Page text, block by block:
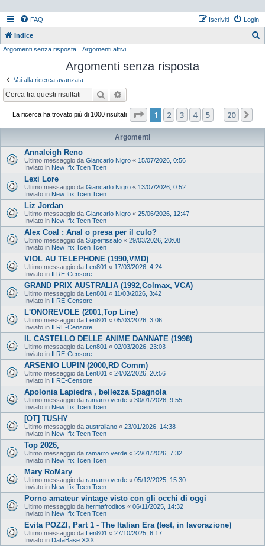
FAQ Login
Iscriviti
Indice
Argomenti senza risposta Argomenti attivi
Argomenti senza risposta
Vai alla ricerca avanzata
Cerca
La ricerca ha trovato più di 1000 risultati Pagina di 20
1 2 3 4 5 20
Argomenti
Annaleigh Reno
Ultimo messaggio da Giancarlo Nigro « 15/07/2026, 0:56
Inviato in New Ifix Tcen Tcen
Lexi Lore
Ultimo messaggio da Giancarlo Nigro « 13/07/2026, 0:52
Inviato in New Ifix Tcen Tcen
Liz Jordan
Ultimo messaggio da Giancarlo Nigro « 25/06/2026, 12:47
Inviato in New Ifix Tcen Tcen
Alex Coal : Anal o presa per il culo?
Ultimo messaggio da Superfissato « 29/03/2026, 20:08
Inviato in New Ifix Tcen Tcen
VIOL AU TELEPHONE (1990,VMD)
Ultimo messaggio da Len801 « 17/03/2026, 4:24
Inviato in Il RE-Censore
GRAND PRIX AUSTRALIA (1992,Colmax, VCA)
Ultimo messaggio da Len801 « 11/03/2026, 3:42
Inviato in Il RE-Censore
L'ONOREVOLE (2001,Top Line)
Ultimo messaggio da Len801 « 05/03/2026, 3:06
Inviato in Il RE-Censore
IL CASTELLO DELLE ANIME DANNATE (1998)
Ultimo messaggio da Len801 « 02/03/2026, 23:03
Inviato in Il RE-Censore
ARSENIO LUPIN (2000,RD Comm)
Ultimo messaggio da Len801 « 24/02/2026, 20:56
Inviato in Il RE-Censore
Apolonia Lapiedra , bellezza Spagnola
Ultimo messaggio da ramarro verde « 30/01/2026, 9:55
Inviato in New Ifix Tcen Tcen
[OT] TUSHY
Ultimo messaggio da australiano « 23/01/2026, 14:38
Inviato in New Ifix Tcen Tcen
Top 2026,
Ultimo messaggio da ramarro verde « 22/01/2026, 7:32
Inviato in New Ifix Tcen Tcen
Mary RoMary
Ultimo messaggio da ramarro verde « 05/12/2025, 15:30
Inviato in New Ifix Tcen Tcen
Porno amateur vintage visto con gli occhi di oggi
Ultimo messaggio da hermafroditos « 06/11/2025, 14:32
Inviato in New Ifix Tcen Tcen
Evita POZZI, Part 1 - The Italian Era (test, in lavorazione)
Ultimo messaggio da Len801 « 27/10/2025, 6:17
Inviato in DataBase XXX